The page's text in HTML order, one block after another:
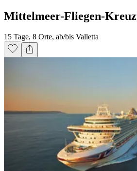
Mittelmeer-Fliegen-
15 Tage, 8 Orte, ab/bis Valletta